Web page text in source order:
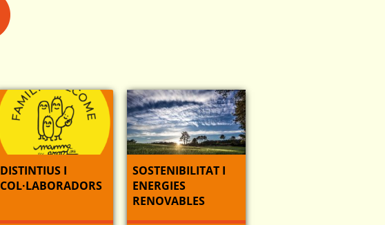
DISTINTIUS I
COL·LABORADORS
SOSTENIBILITAT I
ENERGIES
RENOVABLES